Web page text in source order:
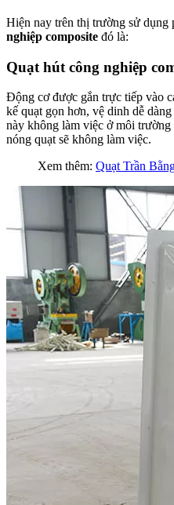
Hiện nay trên thị trường sử dụng
nghiệp composite đó là:
Quạt hút công nghiệp
Động cơ được gắn trực tiếp vào
kế quạt gọn hơn, vệ dinh dễ
này không làm việc ở môi
nóng quạt sẽ không làm việc.
Xem thêm: Quạt Trần